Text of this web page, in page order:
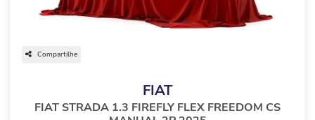
Compartilhe
FIAT
FIAT STRADA 1.3 FIREFLY FLEX FREEDOM CS